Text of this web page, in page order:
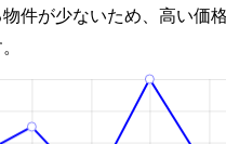
件が少ないため、高い価